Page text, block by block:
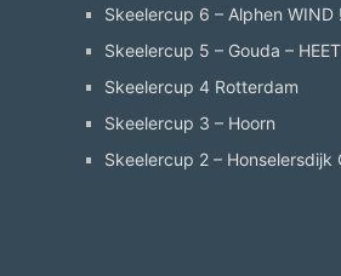
Skeelercup 6 – Alphen WIND
Skeelercup 5 – Gouda –
Skeelercup 4 Rotterdam
Skeelercup 3 – Hoorn
Skeelercup 2 – Honselersdijk